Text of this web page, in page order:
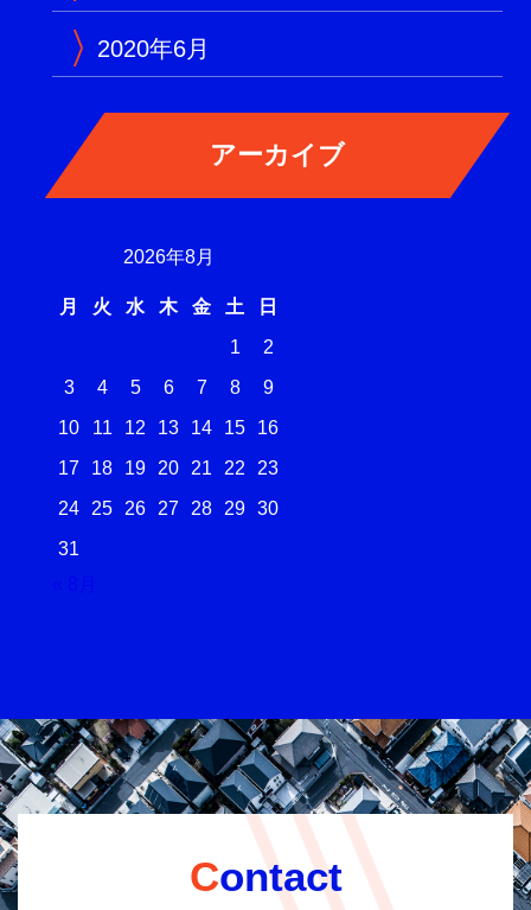
2020年6月
2026年8月
月 火 水 木 金 土
日
1
2
3
4 5 6 7 8
9
10
11 12 13 14 15
16
17
18 19 20 21 22
23
24 25 26 27 28 29 30
31
Contact